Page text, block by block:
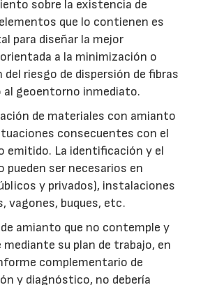
sobre la existencia de
que lo contienen es
para diseñar la mejor
a la minimización o
del riesgo de dispersión de fibras
al geoentorno inmediato.
de materiales con amianto
consecuentes con el
emitido. La identificación y el
pueden ser necesarios en
y privados), instalaciones
vagones, buques, etc.
amianto que no contemple y
mediante su plan de trabajo, en
complementario de
y diagnóstico, no debería